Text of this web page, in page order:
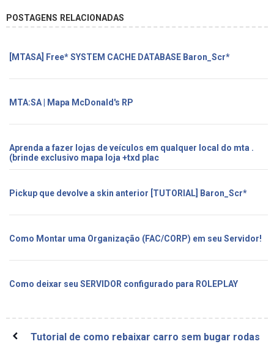
POSTAGENS RELACIONADAS
[MTASA] Free* SYSTEM CACHE DATABASE Baron_Scr*
MTA:SA | Mapa McDonald's RP
Aprenda a fazer lojas de veículos em qualquer local do mta .
(brinde exclusivo mapa loja +txd plac
Pickup que devolve a skin anterior [TUTORIAL] Baron_Scr*
Como Montar uma Organização (FAC/CORP) em seu Servidor!
Como deixar seu SERVIDOR configurado para ROLEPLAY
Tutorial de como rebaixar carro sem bugar rodas